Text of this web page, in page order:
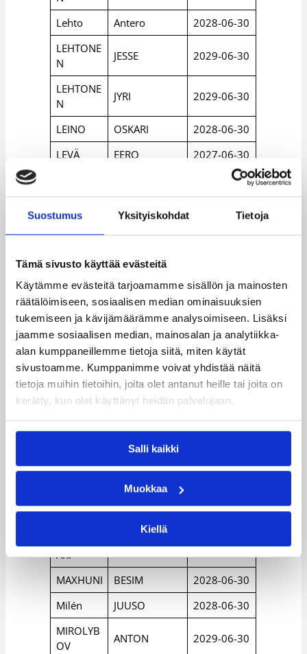
Suostumus Yksityiskohdat Tietoja
Tämä sivusto käyttää evästeitä
Käytämme evästeitä tarjoamamme sisällön ja mainosten
räätälöimiseen, sosiaalisen median ominaisuuksien
tukemiseen ja kävijämäärämme analysoimiseen. Lisäksi
jaamme sosiaalisen median, mainosalan ja analytiikka-
alan kumppaneillemme tietoja siitä, miten käytät
sivustoamme. Kumppanimme voivat yhdistää näitä
tietoja muihin tietoihin, joita olet antanut heille tai joita on
kerätty, kun olet käyttänyt heidän palvelujaan.
Salli kaikki
Muokkaa
Kiellä
Lehto Antero
2028-06-30
LEHTONE
N
JESSE 2029-06-30
LEHTONE
N
JYRI 2029-06-30
LEINO OSKARI
2028-06-30
LEVÄ
EERO
2027-06-30
G
2028-06-30
LOHIKOS
KI
LOHIKOS
JYRI
LUONTIL
A
KARI 2028-06-30
MALMELI
N
TOMI 2027-06-30
MALM EMMA
2028-06-30
MANNELI
N
n
Harri
JUKKA
MANTERE
MIKKO
2027-06-30
ÄKI
KONSTA 2027-06-30
MAXHUNI BESIM
2028-06-30
Milén
JUUSO
2028-06-30
MIROLYB
OV
ANTON 2029-06-30